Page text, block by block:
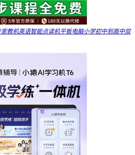
教机英语智能点读机平板电脑小学初中到高中双